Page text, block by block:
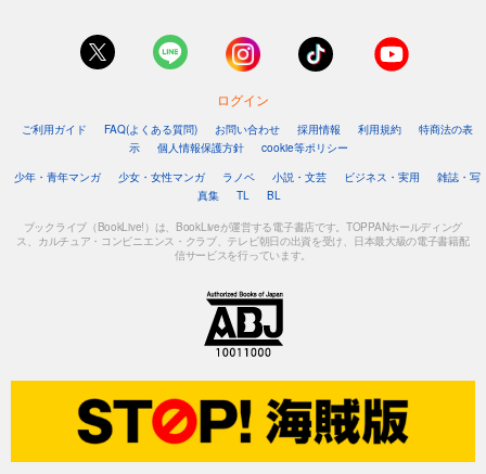
ログイン
ご利用ガイド FAQ(よくある質問) お問い合わせ 採用情報 利用規約
特商法の表
示
個人情報保護方針
cookie等ポリシー
少年・青年マンガ
少女・女性マンガ ラノベ 小説・文芸 ビジネス・実用
雑誌・写
真集
TL BL
ブックライブ（BookLive!）は、BookLiveが運営する電子書店です。TOPPANホールディング
ス、カルチュア・コンビニエンス・クラブ、テレビ朝日の出資を受け、日本最大級の電子書籍配
信サービスを行っています。